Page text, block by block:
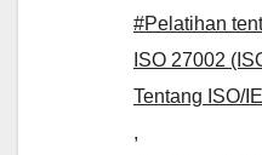
#Pelatihan
ISO 27002
Tentang ISO/
,